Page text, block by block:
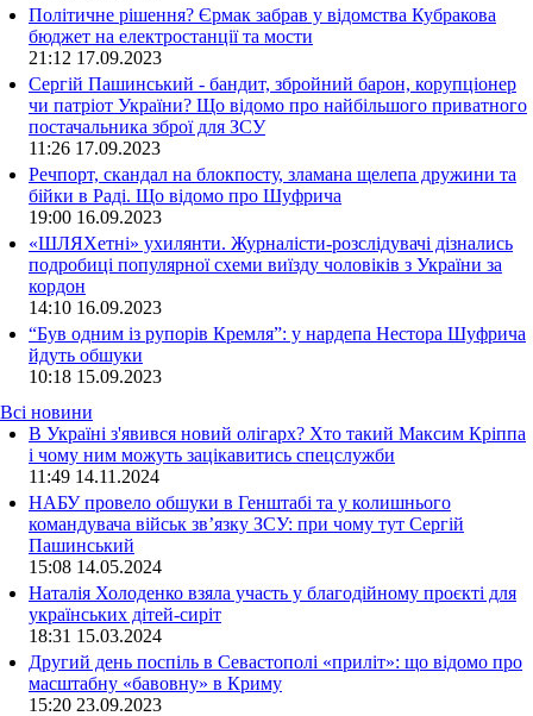
Політичне рішення? Єрмак забрав у відомства Кубракова
бюджет на електростанції та мости
21:12 17.09.2023
Сергій Пашинський - бандит, збройний барон, корупціонер
чи патріот України? Що відомо про найбільшого приватного
постачальника зброї для ЗСУ
11:26 17.09.2023
Речпорт, скандал на блокпосту, зламана щелепа дружини та
бійки в Раді. Що відомо про Шуфрича
19:00 16.09.2023
«ШЛЯХетні» ухилянти. Журналісти-розслідувачі дізнались
подробиці популярної схеми виїзду чоловіків з України за
кордон
14:10 16.09.2023
“Був одним із рупорів Кремля”: у нардепа Нестора Шуфрича
йдуть обшуки
10:18 15.09.2023
Всі новини
В Україні з'явився новий олігарх? Хто такий Максим Кріппа
і чому ним можуть зацікавитись спецслужби
11:49 14.11.2024
НАБУ провело обшуки в Генштабі та у колишнього
командувача військ зв’язку ЗСУ: при чому тут Сергій
Пашинський
15:08 14.05.2024
Наталія Холоденко взяла участь у благодійному проєкті для
українських дітей-сиріт
18:31 15.03.2024
Другий день поспіль в Севастополі «приліт»: що відомо про
масштабну «бавовну» в Криму
15:20 23.09.2023